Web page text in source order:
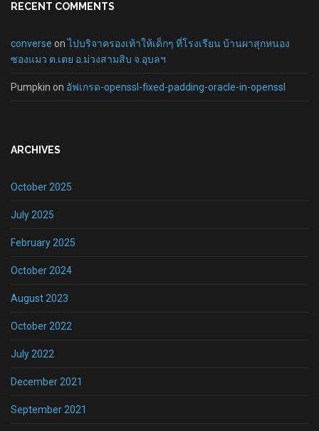
RECENT COMMENTS
converse onไปบริจาครองเท้าให้เด็กๆ ที่โรงเรียน บ้านผาสุกหนอง
ซองแมว ต.เตย อ.ม่วงสามสิบ จ.อุบลฯ
Pumpkin on อัฟเกรด-openssl-fixed-padding-oracle-in-openssl
ARCHIVES
October 2025
July 2025
February 2025
October 2024
August 2023
October 2022
July 2022
December 2021
September 2021